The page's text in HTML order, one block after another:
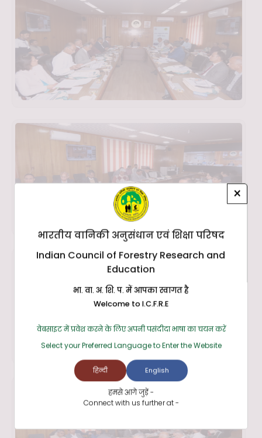
×
भारतीय वानिकी अनुसंधान एवं शिक्षा परिषद
Indian Council of Forestry Research and
Education
भा. वा. अ. शि. प. में आपका स्वागत है
Welcome to I.C.F.R.E
वेबसाइट में प्रवेश करने के लिए अपनी पसंदीदा भाषा का चयन करें
Select your Preferred Language to Enter the Website
हिन्दी English
हमसे आगे जुड़ें -
Connect with us further at -